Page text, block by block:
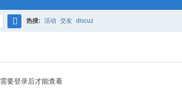
热搜: 活动 交友 discuz
要登录后才能查看